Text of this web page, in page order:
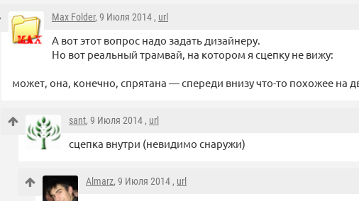
Max Folder, 9 Июля 2014 , url
А вот этот вопрос надо задать дизайнеру.
Но вот реальный трамвай, на котором я сцепку не вижу:
может, она, конечно, спрятана — спереди внизу что-то похожее на
sant, 9 Июля 2014 , url
сцепка внутри (невидимо снаружи)
Almarz, 9 Июля 2014 , url